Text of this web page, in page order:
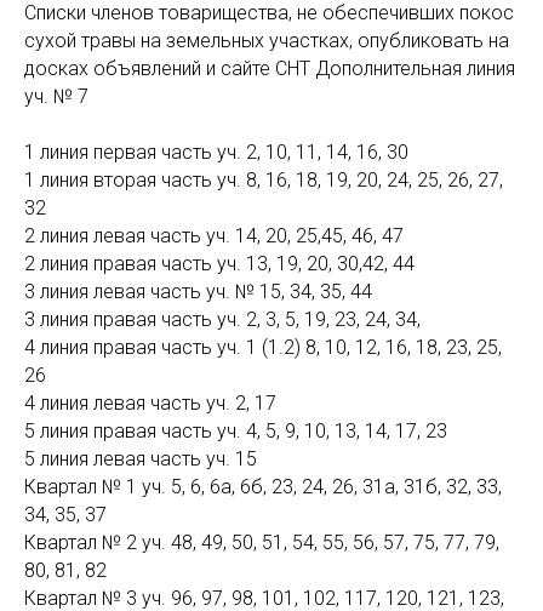
Списки членов товарищества, не обеспечивших покос
сухой травы на земельных участках, опубликовать на
досках объявлений и сайте СНТ Дополнительная линия
уч. № 7
1 линия первая часть уч. 2, 10, 11, 14, 16, 30
1 линия вторая часть уч. 8, 16, 18, 19, 20, 24, 25, 26, 27,
32
2 линия левая часть уч. 14, 20, 25,45, 46, 47
2 линия правая часть уч. 13, 19, 20, 30,42, 44
3 линия левая часть уч. № 15, 34, 35, 44
3 линия правая часть уч. 2, 3, 5, 19, 23, 24, 34,
4 линия правая часть уч. 1 (1.2) 8, 10, 12, 16, 18, 23, 25,
26
4 линия левая часть уч. 2, 17
5 линия правая часть уч. 4, 5, 9, 10, 13, 14, 17, 23
5 линия левая часть уч. 15
Квартал № 1 уч. 5, 6, 6а, 6б, 23, 24, 26, 31а, 31б, 32, 33,
34, 35, 37
Квартал № 2 уч. 48, 49, 50, 51, 54, 55, 56, 57, 75, 77, 79,
80, 81, 82
Квартал № 3 уч. 96, 97, 98, 101, 102, 117, 120, 121, 123,